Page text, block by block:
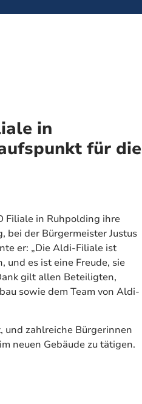
in
für die
Filiale in Ruhpolding ihre
bei der Bürgermeister Justus
er: „Die Aldi-Filiale ist
und es ist eine Freude, sie
gilt allen Beteiligten,
sowie dem Team von Aldi-
und zahlreiche Bürgerinnen
neuen Gebäude zu tätigen.